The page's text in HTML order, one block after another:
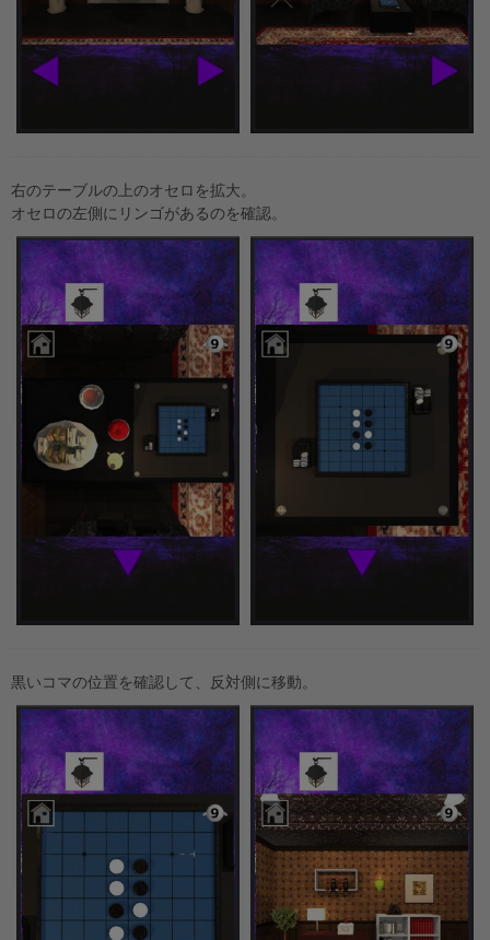
右のテーブルの上のオセロを拡大。
オセロの左側にリンゴがあるのを確認。
黒いコマの位置を確認して、反対側に移動。